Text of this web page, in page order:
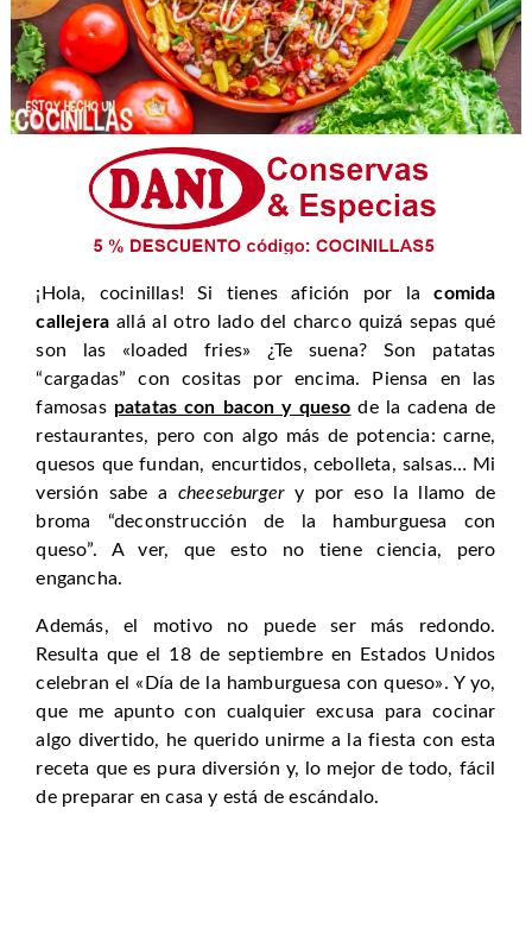
¡Hola, cocinillas! Si tienes afición por lacomida
callejera allá al otro lado del charco quizá sepas qué
son las «loaded fries» ¿Te suena? Son patatas
“cargadas” con cositas por encima. Piensa en las
famosas patatas con bacon y queso de la cadena de
restaurantes, pero con algo más de potencia: carne,
quesos que fundan, encurtidos, cebolleta, salsas… Mi
versión sabe a cheeseburgery por eso la llamo de
broma “deconstrucción de la hamburguesa con
queso”. A ver, que esto no tiene ciencia, pero
engancha.
Además, el motivo no puede ser más redondo.
Resulta que el 18 de septiembre en Estados Unidos
celebran el «Día de la hamburguesa con queso». Y yo,
que me apunto con cualquier excusa para cocinar
algo divertido, he querido unirme a la fiesta con esta
receta que es pura diversión y, lo mejor de todo, fácil
de preparar en casa y está de escándalo.